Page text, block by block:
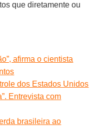
que diretamente ou
afirma o cientista
dos Estados Unidos
Entrevista com
brasileira ao